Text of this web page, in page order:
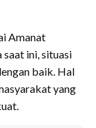
Amanat
saat ini, situasi
baik. Hal
yang